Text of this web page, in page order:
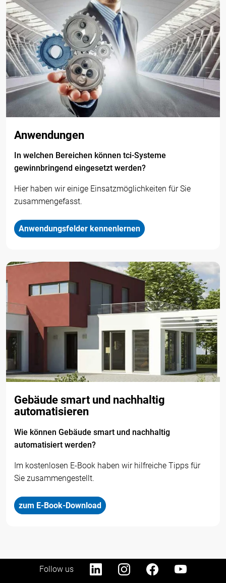
Anwendungen
In welchen Bereichen können tci-Systeme
gewinnbringend eingesetzt werden?
Hier haben wir einige Einsatzmöglichkeiten für Sie
zusammengefasst.
Anwendungsfelder kennenlernen
Gebäude smart und nachhaltig
automatisieren
Wie können Gebäude smart und nachhaltig
automatisiert werden?
Im kostenlosen E-Book haben wir hilfreiche Tipps für
Sie zusammengestellt.
zum E-Book-Download
Follow us